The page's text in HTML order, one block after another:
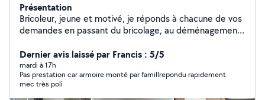
Présentation
Bricoleur, jeune et motivé, je réponds à chacune de vos
demandes en passant du bricolage, au déménagement,
Dernier avis laissé par Francis : 5/5
mardi à 17h
Pas prestation car armoire monté par famillrepondu rapidement
mec très poli